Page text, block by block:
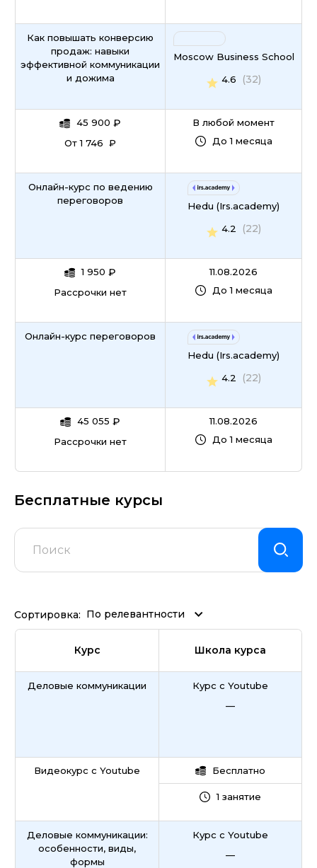
Как повышать конверсию
продаж: навыки
эффективной коммуникации
и дожима
45 900 ₽
От 1 746 ₽
Moscow Business School
4.6
(32)
В любой момент
До 1 месяца
Онлайн-курс по ведению
переговоров
1 950 ₽
Рассрочки нет
Hedu (Irs.academy)
4.2
(22)
11.08.2026
До 1 месяца
Онлайн-курс переговоров
45 055 ₽
Рассрочки нет
Hedu (Irs.academy)
4.2
(22)
11.08.2026
До 1 месяца
Бесплатные курсы
Сортировка: По релевантности
Курс Школа курса
Деловые коммуникации
Видеокурс с Youtube
Курс с Youtube
—
Бесплатно
1 занятие
Деловые коммуникации:
особенности, виды,
формы
Курс с Youtube
—